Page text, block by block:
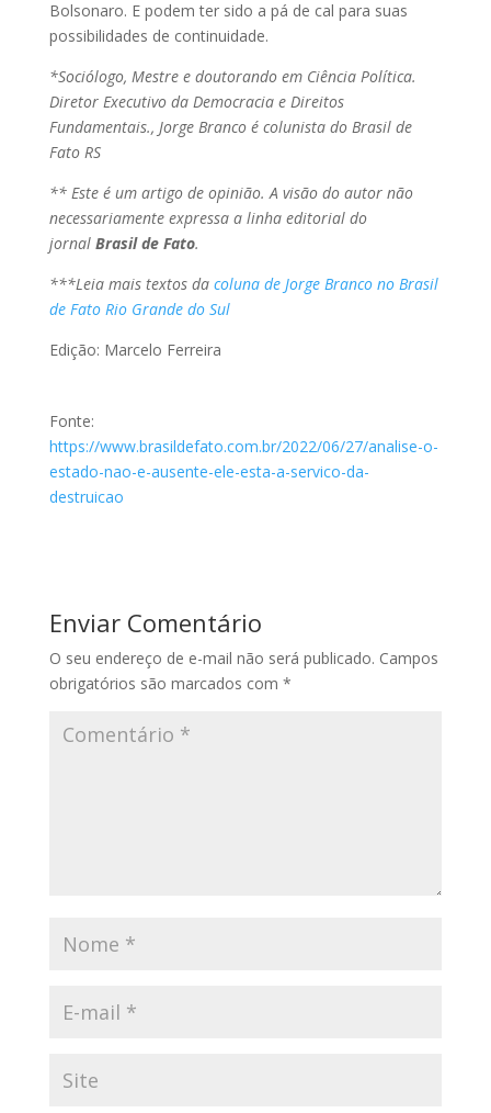
Bolsonaro. E podem ter sido a pá de cal para suas
possibilidades de continuidade.
*Sociólogo, Mestre e doutorando em Ciência Política.
Diretor Executivo da Democracia e Direitos
Fundamentais., Jorge Branco é colunista do Brasil de
Fato RS
** Este é um artigo de opinião. A visão do autor não
necessariamente expressa a linha editorial do
jornal Brasil de Fato.
***Leia mais textos da coluna de Jorge Branco no Brasil
de Fato Rio Grande do Sul
Edição: Marcelo Ferreira
Fonte:
https://www.brasildefato.com.br/2022/06/27/analise-o-
estado-nao-e-ausente-ele-esta-a-servico-da-
destruicao
Enviar Comentário
O seu endereço de e-mail não será publicado. Campos
obrigatórios são marcados com *